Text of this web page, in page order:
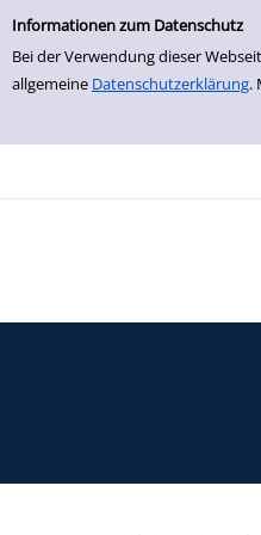
Einfache Suche
Informationen zum Datenschutz
Bei der Verwendung dieser
allgemeine Datenschutzerklärung.
Zur Detailanzeige springen